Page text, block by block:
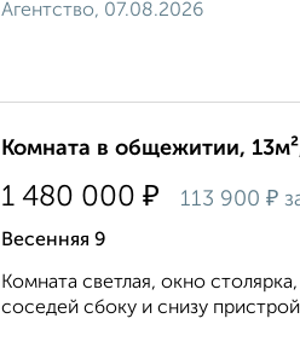
Агентство, 07.08.2026
Комната в общежитии,
1 480 000 ₽ 113 900 ₽
Весенняя 9
Комната светлая, окно
соседей сбоку и снизу